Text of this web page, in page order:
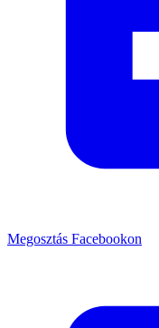
Megosztás Facebookon